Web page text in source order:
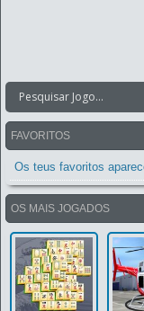
FAVORITOS
Os teus favoritos
OS MAIS JOGADOS